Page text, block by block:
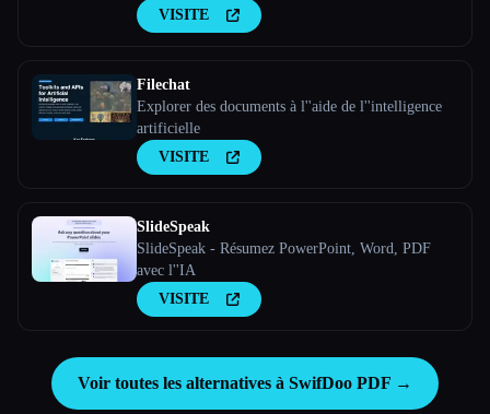
VISITE
Filechat
Explorer des documents à l''aide de l''intelligence
artificielle
VISITE
SlideSpeak
SlideSpeak - Résumez PowerPoint, Word, PDF
avec l''IA
VISITE
Voir toutes les alternatives à SwifDoo PDF →